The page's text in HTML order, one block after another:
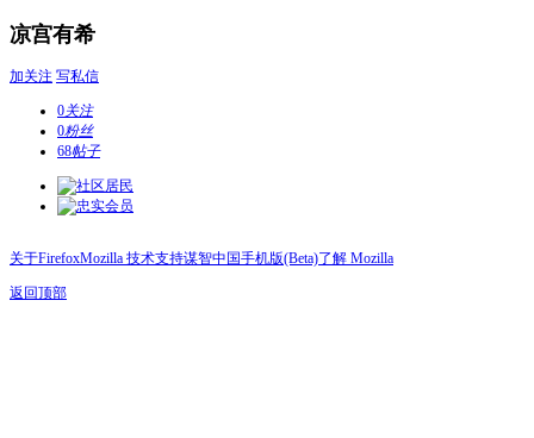
凉宫有希
加关注 写私信
0关注
0粉丝
68帖子
关于FirefoxMozilla 技术支持谋智中国手机版(Beta)了解 Mozilla
返回顶部